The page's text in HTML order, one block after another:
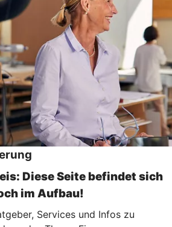
Diese Seite befindet sich
im Aufbau!
Services und Infos zu